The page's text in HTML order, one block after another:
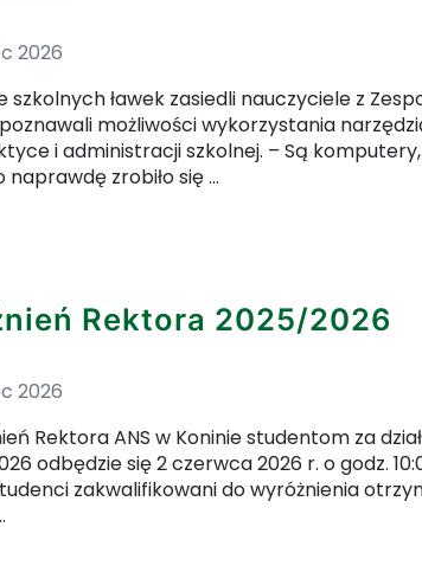
2026
ławek zasiedli nauczyciele z
możliwości wykorzystania
i administracji szkolnej. – Są
zrobiło się ...
pełnej zawartości artykułu: Nie tylko
Rektora 2025/2026
2026
Rektora ANS w Koninie studentom za
odbędzie się 2 czerwca 2026 r. o godz.
zakwalifikowani do wyróżnienia